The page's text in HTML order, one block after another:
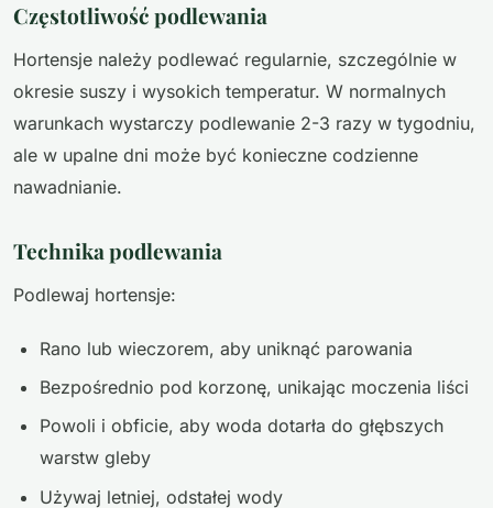
Częstotliwość podlewania
Hortensje należy podlewać regularnie, szczególnie w
okresie suszy i wysokich temperatur. W normalnych
warunkach wystarczy podlewanie 2-3 razy w tygodniu,
ale w upalne dni może być konieczne codzienne
nawadnianie.
Technika podlewania
Podlewaj hortensje:
Rano lub wieczorem, aby uniknąć parowania
Bezpośrednio pod korzonę, unikając moczenia liści
Powoli i obficie, aby woda dotarła do głębszych
warstw gleby
Używaj letniej, odstałej wody